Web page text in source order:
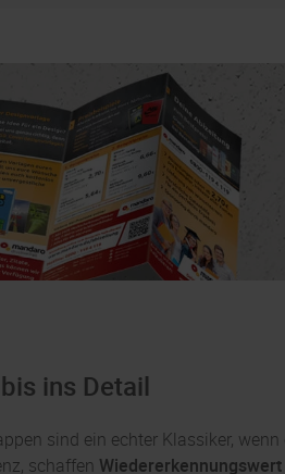
ins Detail
sind ein echter Klassiker,
schaffen Wiedererkennungswert